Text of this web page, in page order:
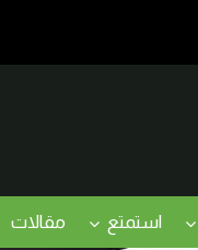
استمتع مقالات